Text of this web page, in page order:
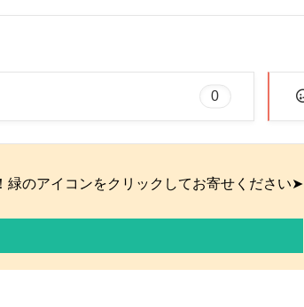
0
緑のアイコンをクリックしてお寄せください➤